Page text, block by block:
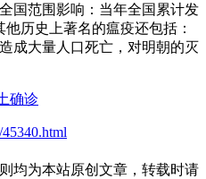
国范围影响：当年全国累计发
历史上著名的瘟疫还包括：
成大量人口死亡，对明朝的灭
确诊
均为本站原创文章，转载时请